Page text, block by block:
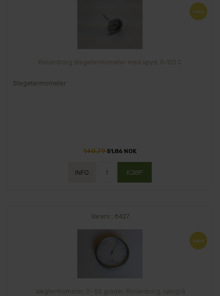
Rosenborg stegetermometer med spyd, 0-120 C
Stegetermometer
140,7951,86 NOK
Varenr.: 8427
Vægtermometer, 0- 55 grader, Rosenborg, sølvgrå